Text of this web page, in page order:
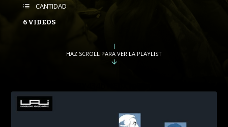
CANTIDAD
6 VIDEOS
HAZ SCROLL PARA VER LA PLAYLIST